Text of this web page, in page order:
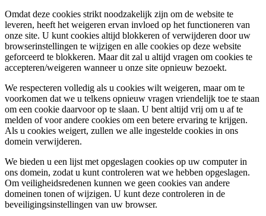
Omdat deze cookies strikt noodzakelijk zijn om de website te
leveren, heeft het weigeren ervan invloed op het functioneren van
onze site. U kunt cookies altijd blokkeren of verwijderen door uw
browserinstellingen te wijzigen en alle cookies op deze website
geforceerd te blokkeren. Maar dit zal u altijd vragen om cookies te
accepteren/weigeren wanneer u onze site opnieuw bezoekt.
We respecteren volledig als u cookies wilt weigeren, maar om te
voorkomen dat we u telkens opnieuw vragen vriendelijk toe te staan
om een cookie daarvoor op te slaan. U bent altijd vrij om u af te
melden of voor andere cookies om een betere ervaring te krijgen.
Als u cookies weigert, zullen we alle ingestelde cookies in ons
domein verwijderen.
We bieden u een lijst met opgeslagen cookies op uw computer in
ons domein, zodat u kunt controleren wat we hebben opgeslagen.
Om veiligheidsredenen kunnen we geen cookies van andere
domeinen tonen of wijzigen. U kunt deze controleren in de
beveiligingsinstellingen van uw browser.